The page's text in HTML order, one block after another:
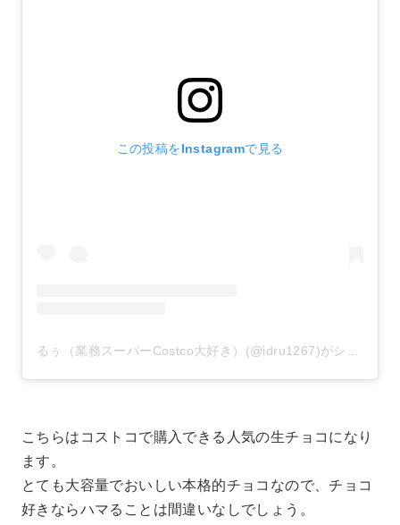
この投稿をInstagramで見る
るぅ（業務スーパーCostco大好き）(@idru1267)がシェアした投稿
こちらはコストコで購入できる人気の生チョコになり
ます。
とても大容量でおいしい本格的チョコなので、チョコ
好きならハマることは間違いなしでしょう。